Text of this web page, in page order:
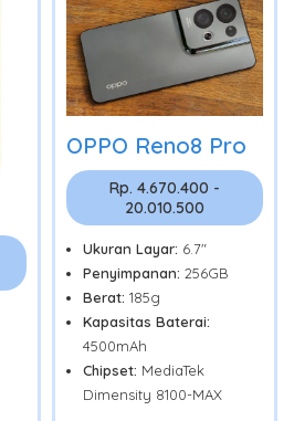
OPPO Reno8 Pro
Rp. 4.670.400 -
20.010.500
Ukuran Layar: 6.7"
Penyimpanan: 256GB
Berat: 185g
Kapasitas Baterai:
4500mAh
Chipset: MediaTek
Dimensity 8100-MAX